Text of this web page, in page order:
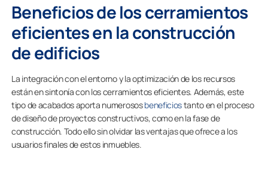
Beneficios de los cerramientos
eficientes en la construcción
de edificios
La integración con el entorno y la optimización de los recursos
están en sintonía con los cerramientos eficientes. Además, este
tipo de acabados aporta numerososbeneficiostanto en el proceso
de diseño de proyectos constructivos, como en la fase de
construcción. Todo ello sin olvidar las ventajas que ofrece a los
usuarios finales de estos inmuebles.